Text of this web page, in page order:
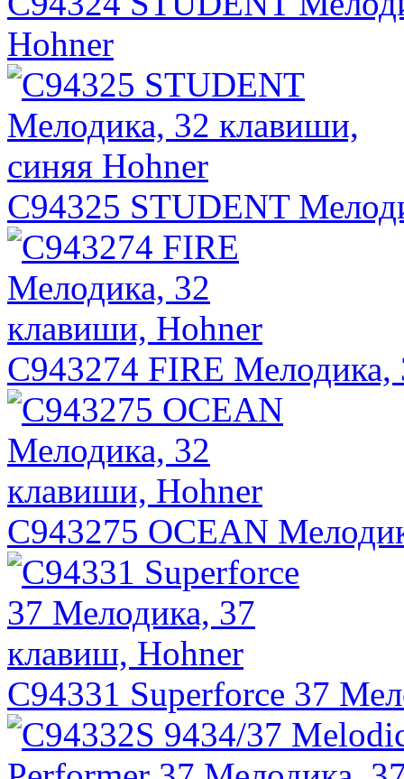
Hohner
C94325 STUDENT
C943274 FIRE
C943275 OCEAN
C94331 Superforce 37